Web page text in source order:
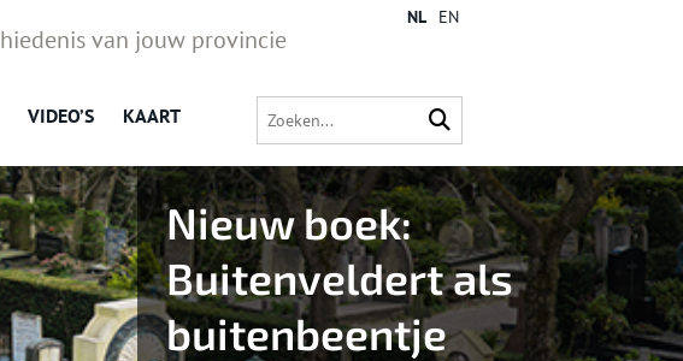
van jouw provincie
VIDEO’S KAART
NL EN
Nieuw boek:
Buitenveldert als
buitenbeentje